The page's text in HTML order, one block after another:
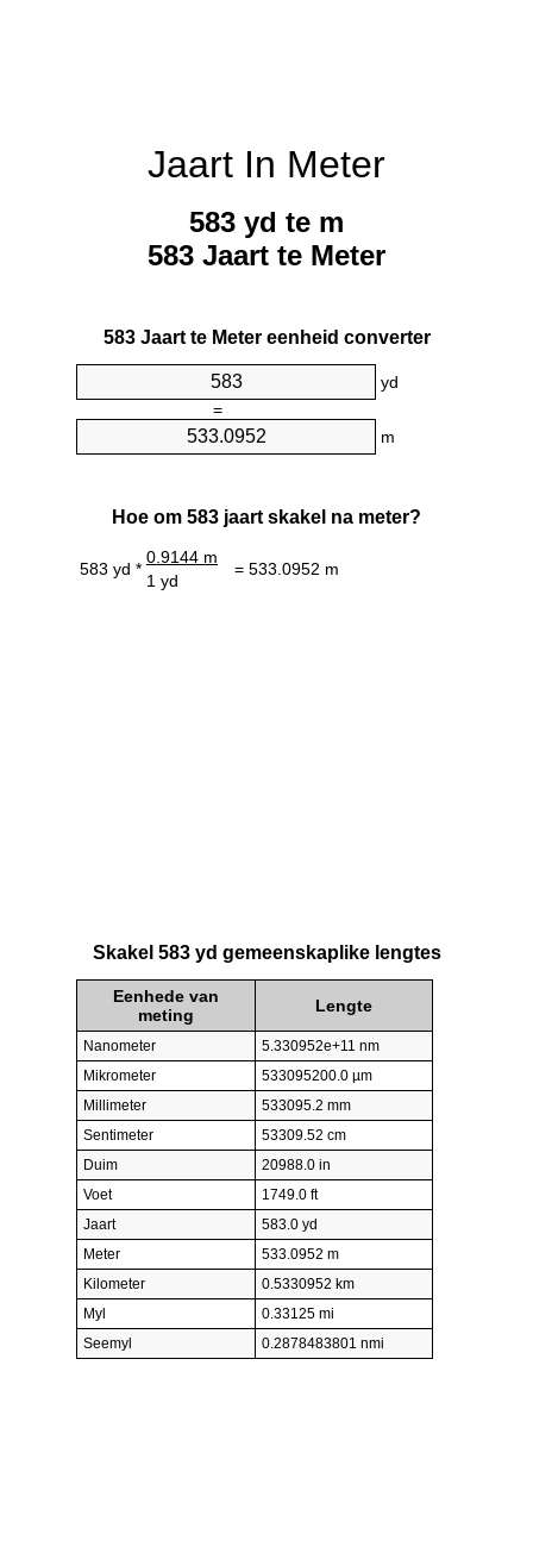
Jaart In Meter
583 yd te m
583 Jaart te Meter
583 Jaart te Meter eenheid converter
yd
=
m
Hoe om 583 jaart skakel na meter?
583 yd *
0.9144 m
= 533.0952 m
1 yd
Skakel 583 yd gemeenskaplike lengtes
Eenhede van
meting
Lengte
Nanometer
5.330952e+11 nm
Mikrometer
533095200.0 µm
Millimeter
533095.2 mm
Sentimeter
53309.52 cm
Duim
20988.0 in
Voet
1749.0 ft
Jaart
583.0 yd
Meter
533.0952 m
Kilometer
0.5330952 km
Myl
0.33125 mi
Seemyl
0.2878483801 nmi